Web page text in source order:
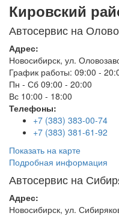
Кировский
Автосервис на
Адрес:
Новосибирск, ул.
График работы: 09:00 -
Пн - Сб 09:00 - 20:00
Вс 10:00 - 18:00
Телефоны:
+7 (383) 383-00-74
+7 (383) 381-61-92
Показать на карте
Подробная информация
Автосервис на
Адрес:
Новосибирск, ул.